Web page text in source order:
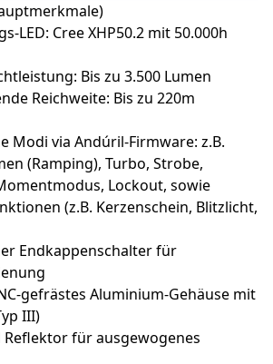
Cree XHP50.2 mit 50.000h
Bis zu 3.500 Lumen
Reichweite: Bis zu 220m
via Andúril-Firmware: z.B.
(Ramping), Turbo, Strobe,
Lockout, sowie
(z.B. Kerzenschein, Blitzlicht,
Endkappenschalter für
gefrästes Aluminium-Gehäuse mit
III)
für ausgewogenes